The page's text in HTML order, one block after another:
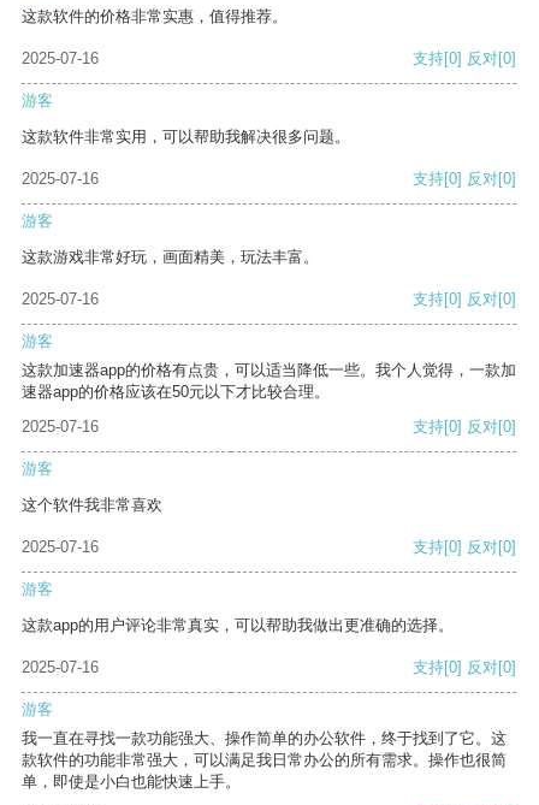
这款软件的价格非常实惠，值得推荐。
2025-07-16 支持[0] 反对[0]
游客
这款软件非常实用，可以帮助我解决很多问题。
2025-07-16 支持[0] 反对[0]
游客
这款游戏非常好玩，画面精美，玩法丰富。
2025-07-16 支持[0] 反对[0]
游客
这款加速器app的价格有点贵，可以适当降低一些。我个人觉得，一款加
速器app的价格应该在50元以下才比较合理。
2025-07-16
支持[0] 反对[0]
游客
这个软件我非常喜欢
2025-07-16 支持[0] 反对[0]
游客
这款app的用户评论非常真实，可以帮助我做出更准确的选择。
2025-07-16 支持[0] 反对[0]
游客
我一直在寻找一款功能强大、操作简单的办公软件，终于找到了它。这
款软件的功能非常强大，可以满足我日常办公的所有需求。操作也很简
单，即使是小白也能快速上手。